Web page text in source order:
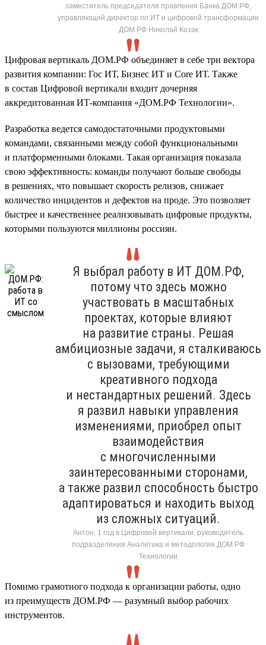
заместитель председателя правления Банка ДОМ.РФ,
управляющий директор по ИТ и цифровой трансформации
ДОМ.РФ Николай Козак
Цифровая вертикаль ДОМ.РФ объединяет в себе три вектора
развития компании: Гос ИТ, Бизнес ИТ и Core ИТ. Также
в состав Цифровой вертикали входит дочерняя
аккредитованная ИТ-компания «ДОМ.РФ Технологии».
Разработка ведется самодостаточными продуктовыми
командами, связанными между собой функциональными
и платформенными блоками. Такая организация показала
свою эффективность: команды получают больше свободы
в решениях, что повышает скорость релизов, снижает
количество инцидентов и дефектов на проде. Это позволяет
быстрее и качественнее реализовывать цифровые продукты,
которыми пользуются миллионы россиян.
Я выбрал работу в ИТ ДОМ.РФ,
потому что здесь можно
участвовать в масштабных
проектах, которые влияют
на развитие страны. Решая
амбициозные задачи, я сталкиваюсь
с вызовами, требующими
креативного подхода
и нестандартных решений. Здесь
я развил навыки управления
изменениями, приобрел опыт
взаимодействия
с многочисленными
заинтересованными сторонами,
а также развил способность быстро
адаптироваться и находить выход
из сложных ситуаций.
Антон, 1 год в Цифровой вертикали, руководитель
подразделения Аналитика и методология ДОМ.РФ
Технологии
Помимо грамотного подхода к организации работы, одно
из преимуществ ДОМ.РФ — разумный выбор рабочих
инструментов.